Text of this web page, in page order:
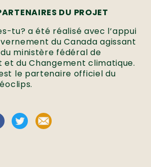
DU PROJET
tu? a été réalisé avec l’appui
du Canada agissant
ministère fédéral de
et du Changement climatique.
le partenaire officiel du